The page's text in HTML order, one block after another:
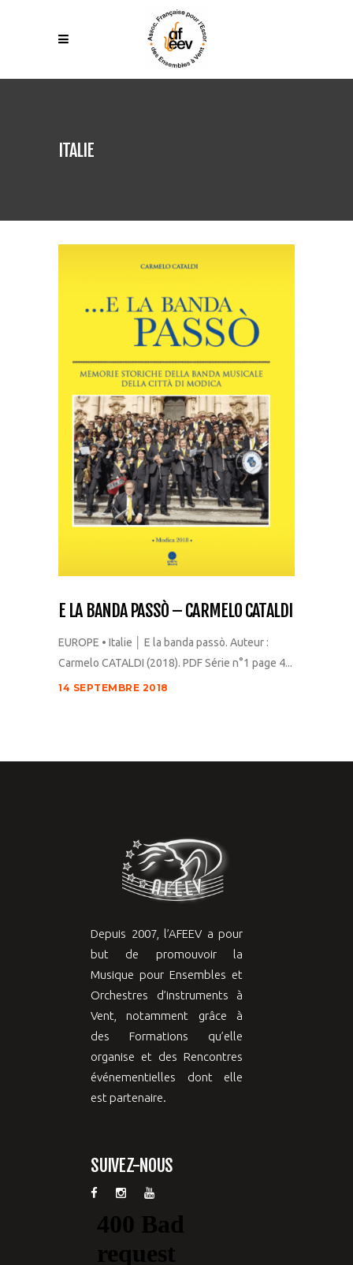
ITALIE
E LA BANDA PASSÒ – CARMELO CATALDI
EUROPE • Italie │ E la banda passò. Auteur :
Carmelo CATALDI (2018). PDF Série n°1 page 4...
14 SEPTEMBRE 2018
Depuis 2007, l’AFEEV a pour
but de promouvoir la
Musique pour Ensembles et
Orchestres d’instruments à
Vent, notamment grâce à
des Formations qu’elle
organise et des Rencontres
événementielles dont elle
est partenaire.
SUIVEZ-NOUS